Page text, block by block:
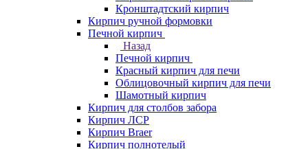
Кронштадтский кирпич
Кирпич ручной формовки
Печной кирпич
Назад
Печной кирпич
Красный кирпич для печи
Облицовочный кирпич для печи
Шамотный кирпич
Кирпич для столбов забора
Кирпич ЛСР
Кирпич Braer
Кирпич полнотелый